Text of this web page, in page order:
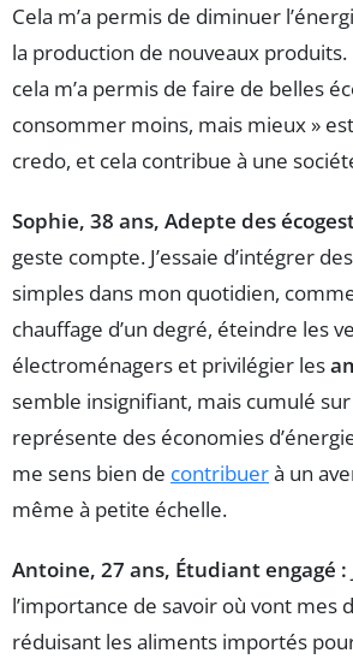
Cela m’a permis de diminuer
la production de nouveaux produits.
cela m’a permis de faire de belles
consommer moins, mais mieux »
credo, et cela contribue à une
Sophie, 38 ans, Adepte des
geste compte. J’essaie d’intégrer des
simples dans mon quotidien,
chauffage d’un degré, éteindre les
électroménagers et privilégier les
semble insignifiant, mais cumulé
représente des économies
me sens bien de contribuerà un
même à petite échelle.
Antoine, 27 ans, Étudiant engagé :
l’importance de savoir où vont mes
réduisant les aliments importés